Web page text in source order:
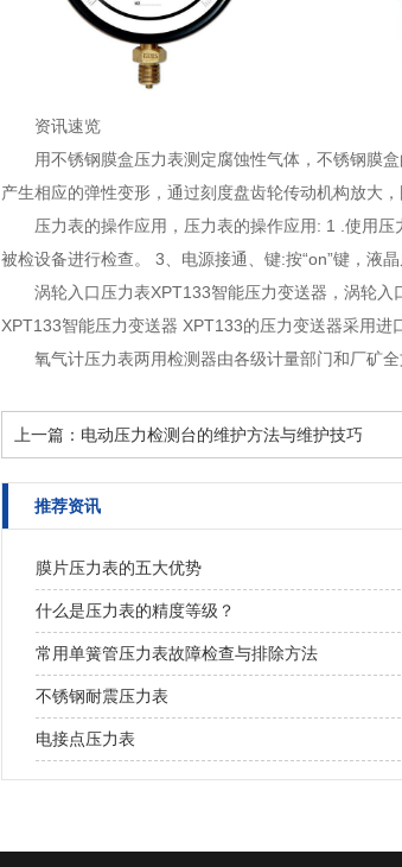
资讯速览
用不锈钢膜盒压力表测定腐蚀性气体 ，不锈钢膜
产生相应的弹性变形，通过刻度盘齿轮传动机构放大，
压力表的操作应用 ，压力表的操作应用: 1 .使用
被检设备进行检查。 3、电源接通、键:按“on”键，液晶
涡轮入口压力表XPT133智能压力变送器 ，涡轮
XPT133智能压力变送器 XPT133的压力变送器采用进
氧气计压力表两用检测器由各级计量部门和厂矿
上一篇： 电动压力检测台的维护方法与维护技巧
推荐资讯
膜片压力表的五大优势
什么是压力表的精度等级？
常用单簧管压力表故障检查与排除方法
不锈钢耐震压力表
电接点压力表